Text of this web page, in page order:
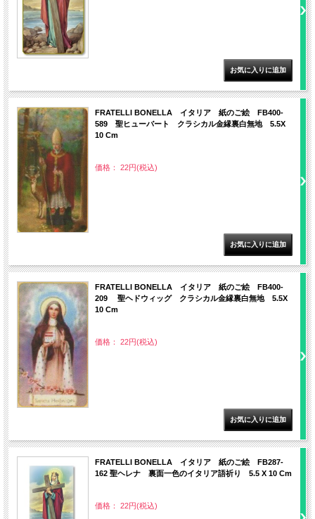
FRATELLI BONELLA イタリア 紙のご絵 FB400-
589 聖ヒューバート クラシカル金縁裏白無地 5.5X
10 Cm
価格： 22円(税込)
FRATELLI BONELLA イタリア 紙のご絵 FB400-
209 聖ヘドウィッグ クラシカル金縁裏白無地 5.5X
10 Cm
価格： 22円(税込)
FRATELLI BONELLA イタリア 紙のご絵 FB287-
162 聖ヘレナ 裏面一色のイタリア語祈り 5.5 X 10 Cm
価格： 22円(税込)